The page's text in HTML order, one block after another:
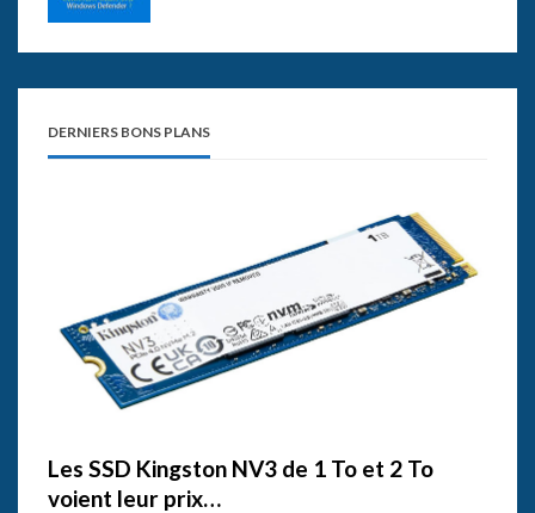
DERNIERS BONS PLANS
Les SSD Kingston NV3 de 1 To et 2 To
voient leur prix…